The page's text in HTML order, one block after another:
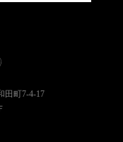
田町7-4-17